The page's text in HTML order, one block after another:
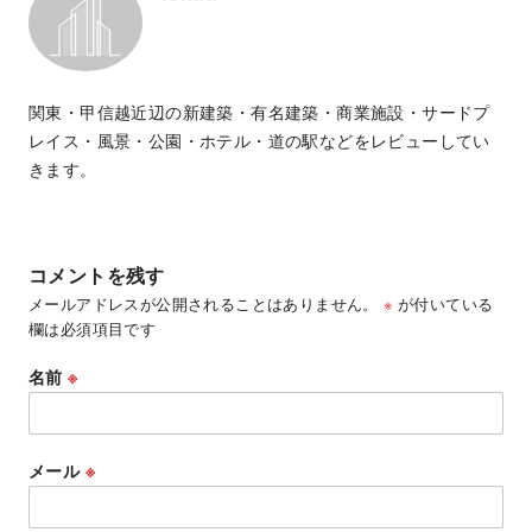
関東・甲信越近辺の新建築・有名建築・商業施設・サードプ
レイス・風景・公園・ホテル・道の駅などをレビューしてい
きます。
コメントを残す
メールアドレスが公開されることはありません。 ※ が付いている
欄は必須項目です
名前※
メール ※